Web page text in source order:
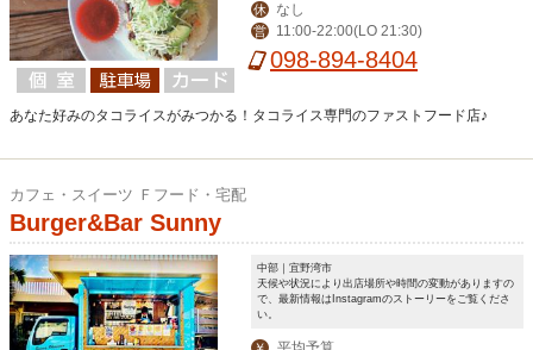
休 なし
営 11:00-22:00(LO 21:30)
098-894-8404
あなた好みのタコライスがみつかる！タコライス専門のファストフード店♪
カフェ・スイーツ Ｆフード・宅配
Burger&Bar Sunny
中部｜宜野湾市
天候や状況により出店場所や時間の変動がありますの
で、最新情報はInstagramのストーリーをご覧くださ
い。